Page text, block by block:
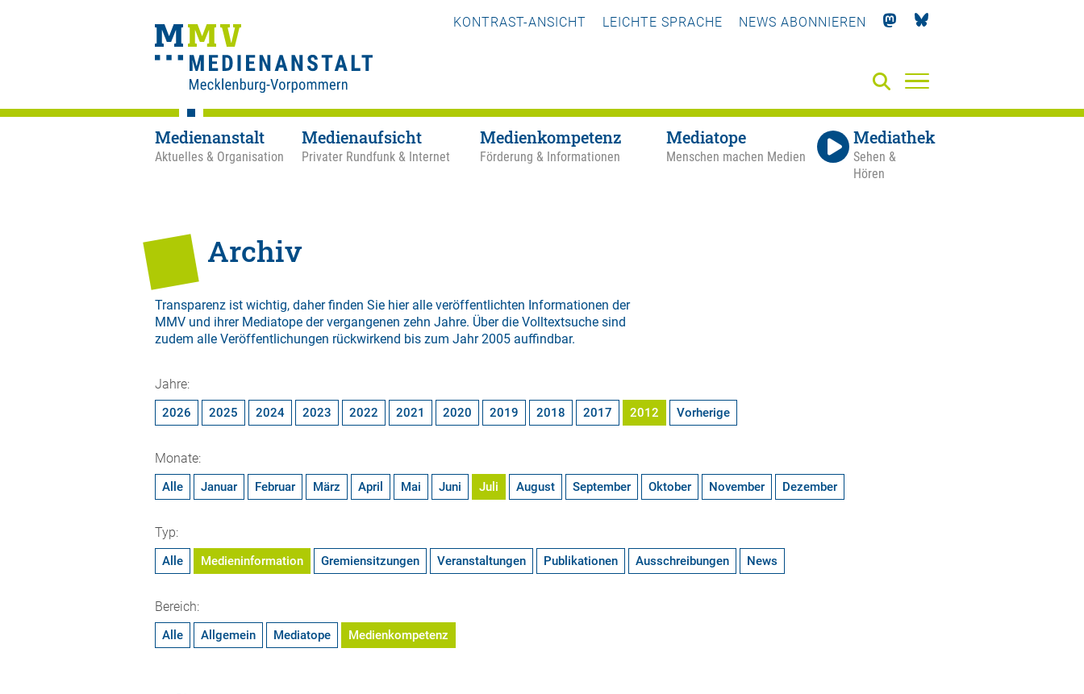
KONTRAST-ANSICHT LEICHTE SPRACHE NEWS ABONNIEREN
Medienanstalt
Aktuelles & Organisation
Medienaufsicht
Privater Rundfunk & Internet
Medienkompetenz
Förderung & Informationen
Mediatope
Menschen machen Medien
Mediathek
Sehen &
Hören
Archiv
Transparenz ist wichtig, daher finden Sie hier alle veröffentlichten Informationen der
MMV und ihrer Mediatope der vergangenen zehn Jahre. Über die Volltextsuche sind
zudem alle Veröffentlichungen rückwirkend bis zum Jahr 2005 auffindbar.
Jahre:
2026 2025 2024 2023 2022 2021 2020 2019 2018 2017 2012 Vorherige
Monate:
Alle Januar Februar März April Mai Juni Juli August September Oktober November Dezember
Typ:
Alle Medieninformation Gremiensitzungen Veranstaltungen Publikationen Ausschreibungen News
Bereich:
Alle Allgemein Mediatope Medienkompetenz